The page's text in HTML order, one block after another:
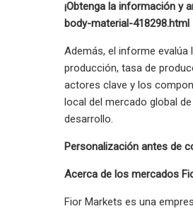
¡Obtenga la información
body-material-418298.html
Además, el informe evalúa
producción, tasa de
actores clave y los
local del mercado global
desarrollo.
Personalización antes de
Acerca de los mercados
Fior Markets es una